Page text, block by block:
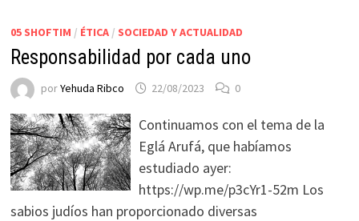
05 SHOFTIM / ÉTICA/ SOCIEDAD Y ACTUALIDAD
Responsabilidad por cada uno
porYehuda Ribco 22/08/2023 0
Continuamos con el tema de la
Eglá Arufá, que habíamos
estudiado ayer:
https://wp.me/p3cYr1-52m Los
sabios judíos han proporcionado diversas